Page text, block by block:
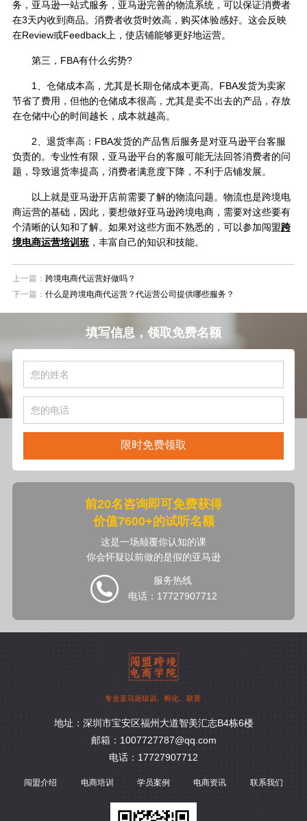
务，亚马逊一站式服务，亚马逊完善的物流系统，可以保证消费者
在3天内收到商品。消费者收货时效高，购买体验感好。这会反映
在Review或Feedback上，使店铺能够更好地运营。
第三，FBA有什么劣势?
1、仓储成本高，尤其是长期仓储成本更高。FBA发货为卖家
节省了费用，但他的仓储成本很高，尤其是卖不出去的产品，存放
在仓储中心的时间越长，成本就越高。
2、退货率高：FBA发货的产品售后服务是对亚马逊平台客服
负责的。专业性有限，亚马逊平台的客服可能无法回答消费者的问
题，导致退货率提高，消费者满意度下降，不利于店铺发展。
以上就是亚马逊开店前需要了解的物流问题。物流也是跨境电
商运营的基础，因此，要想做好亚马逊跨境电商，需要对这些要有
个清晰的认知和了解。如果对这些方面不熟悉的，可以参加闯盟跨
境电商运营培训班，丰富自己的知识和技能。
上一篇： 跨境电商代运营好做吗？
下一篇： 什么是跨境电商代运营？代运营公司提供哪些服务？
填写信息，领取免费名额
限时免费领取
前20名咨询即可免费获得
价值7600+的试听名额
这是一场颠覆你认知的课
你会怀疑以前做的是假的亚马逊
服务热线
电话：17727907712
地址：深圳市宝安区福州大道智美汇志B4栋6楼
邮箱：1007727787@qq.com
电话：17727907712
闯盟介绍 电商培训 学员案例 电商资讯 联系我们